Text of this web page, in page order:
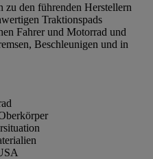
zu den führenden Herstellern
Traktionspads
Fahrer und Motorrad und
Beschleunigen und in